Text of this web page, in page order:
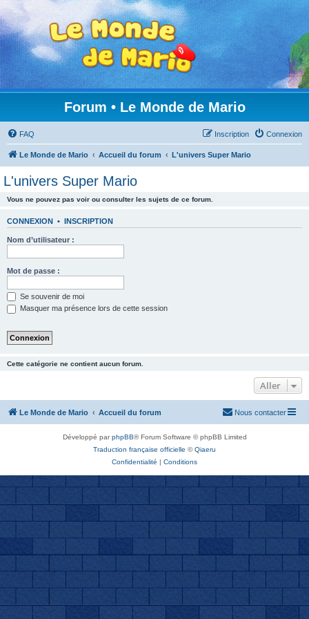
Forum • Le Monde de Mario
FAQ Connexion
Inscription
Le Monde de Mario Accueil du forum L'univers Super Mario
L'univers Super Mario
Vous ne pouvez pas voir ou consulter les sujets de ce forum.
CONNEXION • INSCRIPTION
Nom d’utilisateur :
Mot de passe :
Se souvenir de moi
Masquer ma présence lors de cette session
Cette catégorie ne contient aucun forum.
Aller
Le Monde de Mario Accueil du forum Nous contacter
Développé parphpBB® Forum Software © phpBB Limited
Traduction française officielle ©Qiaeru
Confidentialité | Conditions